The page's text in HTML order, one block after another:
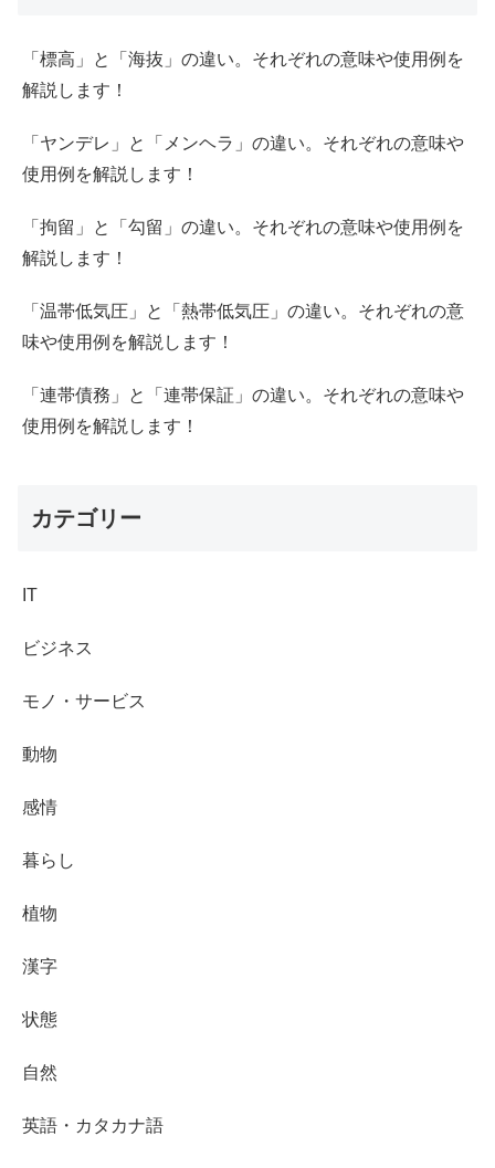
「標高」と「海抜」の違い。それぞれの意味や使用例を
解説します！
「ヤンデレ」と「メンヘラ」の違い。それぞれの意味や
使用例を解説します！
「拘留」と「勾留」の違い。それぞれの意味や使用例を
解説します！
「温帯低気圧」と「熱帯低気圧」の違い。それぞれの意
味や使用例を解説します！
「連帯債務」と「連帯保証」の違い。それぞれの意味や
使用例を解説します！
カテゴリー
IT
ビジネス
モノ・サービス
動物
感情
暮らし
植物
漢字
状態
自然
英語・カタカナ語